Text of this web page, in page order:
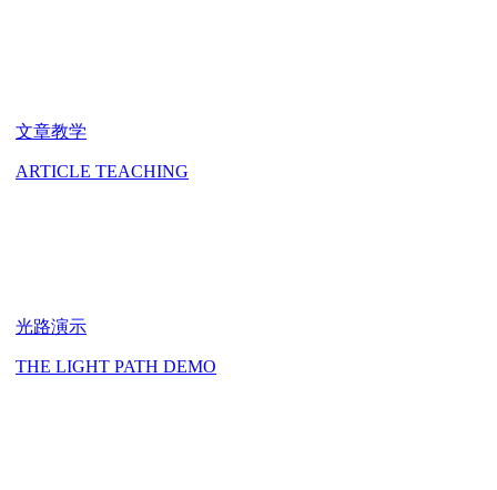
文章教学
ARTICLE TEACHING
光路演示
THE LIGHT PATH DEMO